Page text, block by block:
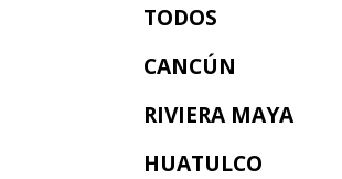
TODOS
CANCÚN
RIVIERA MAYA
HUATULCO